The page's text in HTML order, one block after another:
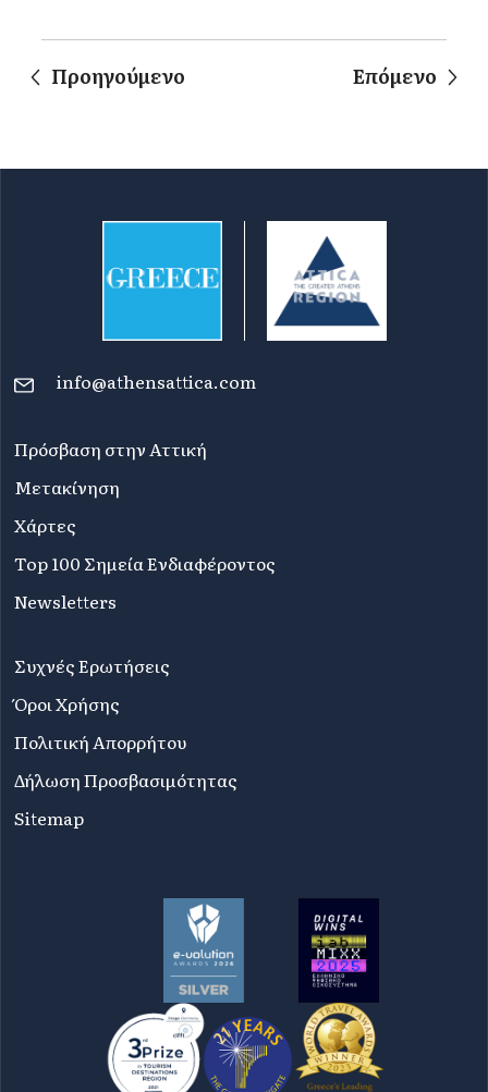
Προηγούμενο Επόμενο
info@athensattica.com
Πρόσβαση στην Αττική
Μετακίνηση
Χάρτες
Top 100 Σημεία Ενδιαφέροντος
Newsletters
Συχνές Ερωτήσεις
Όροι Χρήσης
Πολιτική Απορρήτου
Δήλωση Προσβασιμότητας
Sitemap